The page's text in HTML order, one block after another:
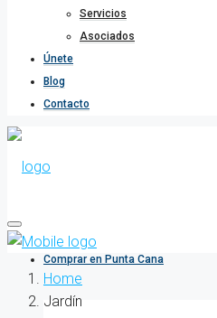
Servicios
Asociados
Únete
Blog
Contacto
Comprar en Punta Cana
Home
Jardín